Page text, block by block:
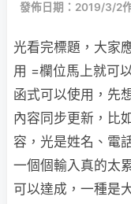
發佈日期：2019/3/2
光看完標題，大家
用 =欄位馬上就可
函式可以使用，先
內容同步更新，比
容，光是姓名、電
一個個輸入真的太
可以達成，一種是